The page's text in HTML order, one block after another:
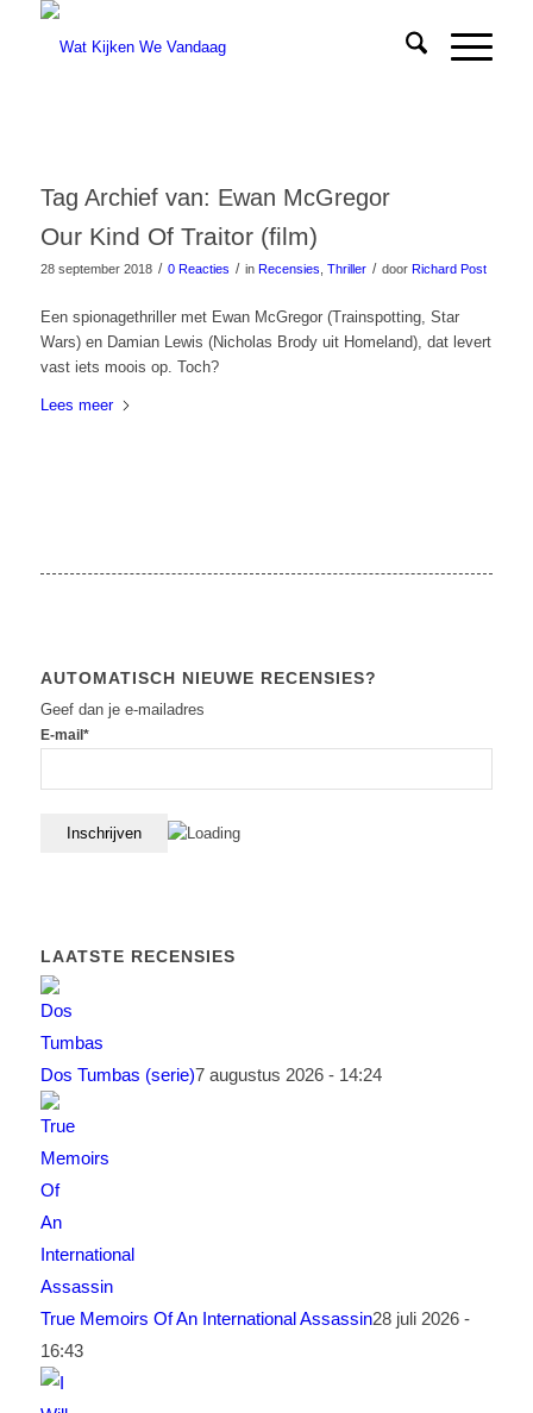
Tag Archief van: Ewan McGregor
Our Kind Of Traitor (film)
28 september 2018 / 0 Reacties / in Recensies Thriller / door Richard Post
Een spionagethriller met Ewan McGregor (Trainspotting, Star
Wars) en Damian Lewis (Nicholas Brody uit Homeland), dat levert
vast iets moois op. Toch?
Lees meer
AUTOMATISCH NIEUWE RECENSIES?
Geef dan je e-mailadres
E-mail*
LAATSTE RECENSIES
Dos Tumbas (serie)7 augustus 2026 - 14:24
True Memoirs Of An International Assassin28 juli 2026 -
16:43